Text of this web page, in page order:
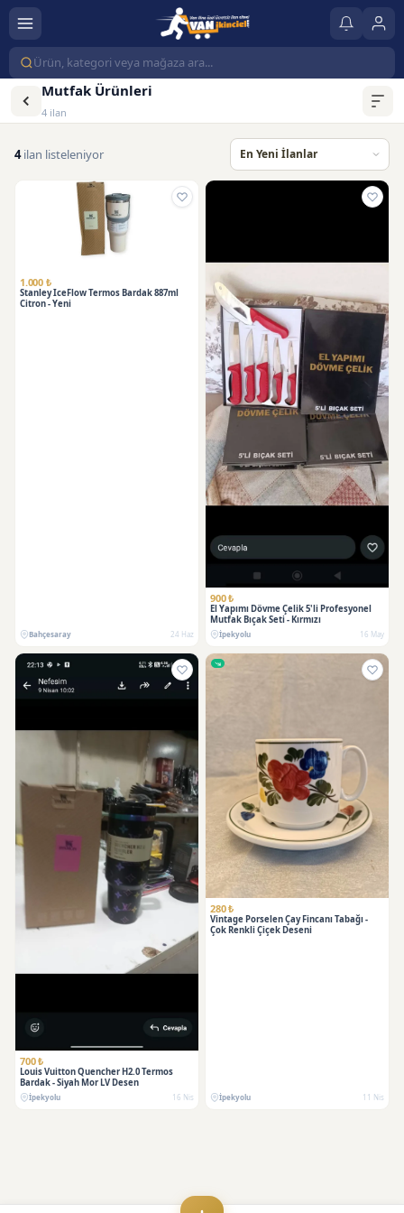
Mutfak Ürünleri
4 ilan
4ilan listeleniyor
1.000 ₺
Stanley IceFlow Termos Bardak 887ml
Citron - Yeni
Bahçesaray 24 Haz
900 ₺
El Yapımı Dövme Çelik 5'li Profesyonel
Mutfak Bıçak Seti - Kırmızı
İpekyolu 16 May
700 ₺
Louis Vuitton Quencher H2.0 Termos
Bardak - Siyah Mor LV Desen
İpekyolu 16 Nis
280 ₺
Vintage Porselen Çay Fincanı Tabağı -
Çok Renkli Çiçek Deseni
İpekyolu 11 Nis